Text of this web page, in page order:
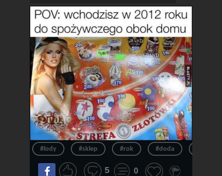
#lody #sklep #rok #doda
5 0